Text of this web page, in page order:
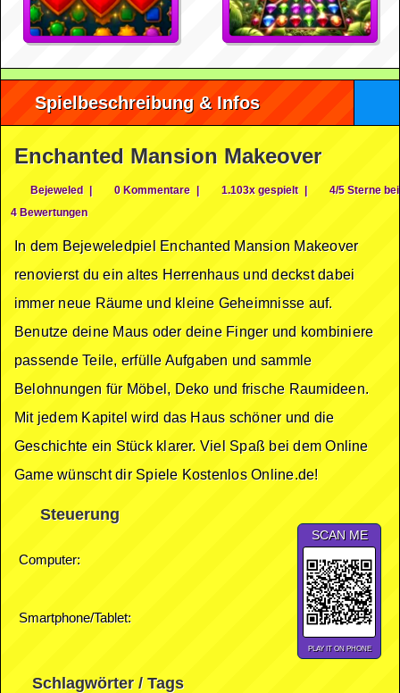
Spielbeschreibung & Infos
Enchanted Mansion Makeover
Bejeweled | 0 Kommentare | 1.103x gespielt |
4/5 Sterne bei
4 Bewertungen
In dem Bejeweledpiel Enchanted Mansion Makeover
renovierst du ein altes Herrenhaus und deckst dabei
immer neue Räume und kleine Geheimnisse auf.
Benutze deine Maus oder deine Finger und kombiniere
passende Teile, erfülle Aufgaben und sammle
Belohnungen für Möbel, Deko und frische Raumideen.
Mit jedem Kapitel wird das Haus schöner und die
Geschichte ein Stück klarer. Viel Spaß bei dem Online
Game wünscht dir Spiele Kostenlos Online.de!
Steuerung
Computer:
Smartphone/Tablet:
SCAN ME
PLAY IT ON PHONE
Schlagwörter / Tags